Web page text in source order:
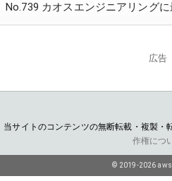
No.739 カオスエンジニアリング
広告
当サイトのコンテンツの無断転載・複製・
作権につ
© 2019-2026